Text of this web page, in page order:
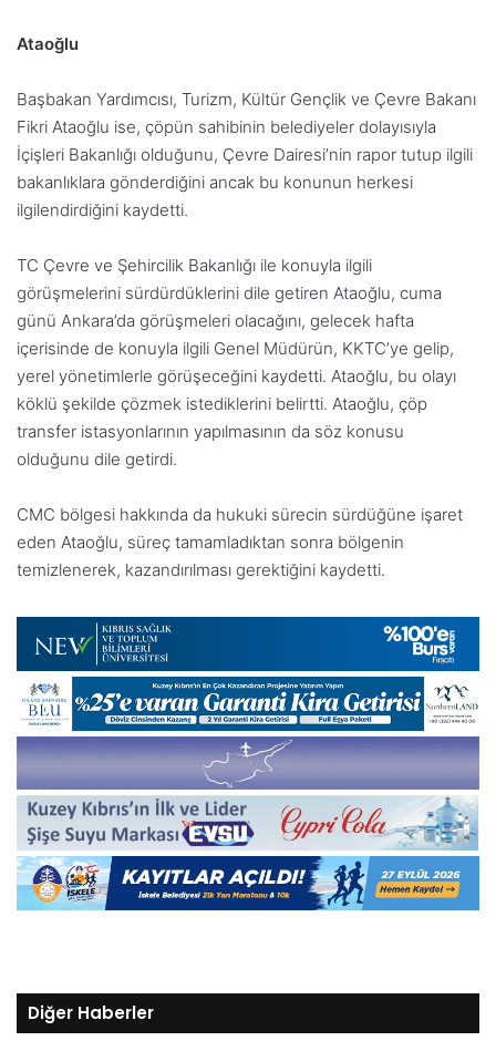
Ataoğlu
Başbakan Yardımcısı, Turizm, Kültür Gençlik ve Çevre Bakanı
Fikri Ataoğlu ise, çöpün sahibinin belediyeler dolayısıyla
İçişleri Bakanlığı olduğunu, Çevre Dairesi’nin rapor tutup ilgili
bakanlıklara gönderdiğini ancak bu konunun herkesi
ilgilendirdiğini kaydetti.
TC Çevre ve Şehircilik Bakanlığı ile konuyla ilgili
görüşmelerini sürdürdüklerini dile getiren Ataoğlu, cuma
günü Ankara’da görüşmeleri olacağını, gelecek hafta
içerisinde de konuyla ilgili Genel Müdürün, KKTC’ye gelip,
yerel yönetimlerle görüşeceğini kaydetti. Ataoğlu, bu olayı
köklü şekilde çözmek istediklerini belirtti. Ataoğlu, çöp
transfer istasyonlarının yapılmasının da söz konusu
olduğunu dile getirdi.
CMC bölgesi hakkında da hukuki sürecin sürdüğüne işaret
eden Ataoğlu, süreç tamamladıktan sonra bölgenin
temizlenerek, kazandırılması gerektiğini kaydetti.
Diğer Haberler